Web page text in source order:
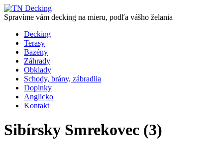
Spravíme vám decking na mieru, podľa vášho želania
Decking
Terasy
Bazény
Záhrady
Obklady
Schody, brány, zábradlia
Doplnky
Anglicko
Kontakt
Sibírsky Smrekovec (3)